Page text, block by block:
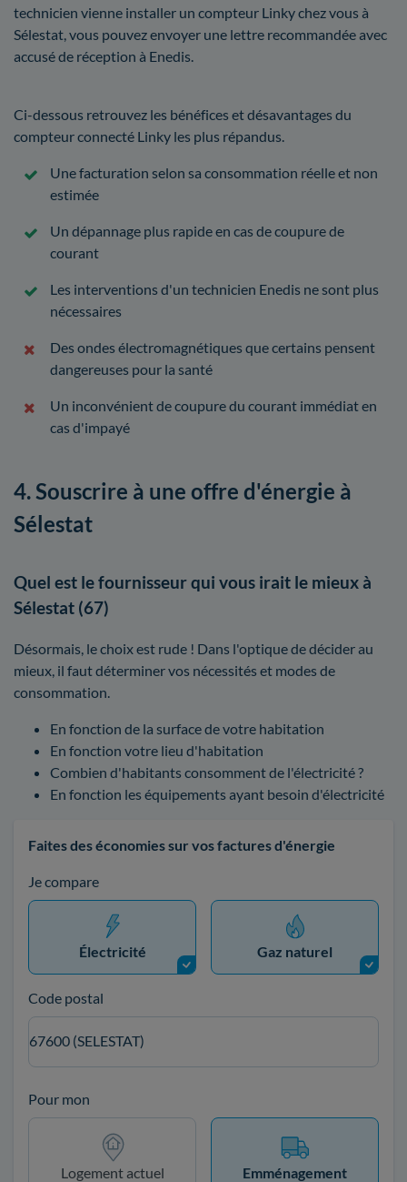
technicien vienne installer un compteur Linky chez vous à
Sélestat, vous pouvez envoyer une lettre recommandée avec
accusé de réception à Enedis.
Ci-dessous retrouvez les bénéfices et désavantages du
compteur connecté Linky les plus répandus.
Une facturation selon sa consommation réelle et non
estimée
Un dépannage plus rapide en cas de coupure de
courant
Les interventions d'un technicien Enedis ne sont plus
nécessaires
Des ondes électromagnétiques que certains pensent
dangereuses pour la santé
Un inconvénient de coupure du courant immédiat en
cas d'impayé
4. Souscrire à une offre d'énergie à
Sélestat
Quel est le fournisseur qui vous irait le mieux à
Sélestat (67)
Désormais, le choix est rude ! Dans l'optique de décider au
mieux, il faut déterminer vos nécessités et modes de
consommation.
En fonction de la surface de votre habitation
En fonction votre lieu d'habitation
Combien d'habitants consomment de l'électricité ?
En fonction les équipements ayant besoin d'électricité
Faites des économies sur vos factures d'énergie
Je compare
Électricité Gaz naturel
Code postal
67600 (SELESTAT)
Pour mon
Logement actuel Emménagement